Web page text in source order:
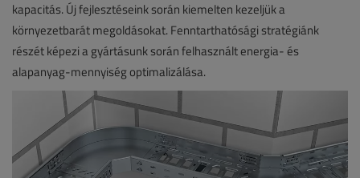
kapacitás. Új fejlesztéseink során kiemelten kezeljük a
környezetbarát megoldásokat. Fenntarthatósági stratégiánk
részét képezi a gyártásunk során felhasznált energia- és
alapanyag-mennyiség optimalizálása.